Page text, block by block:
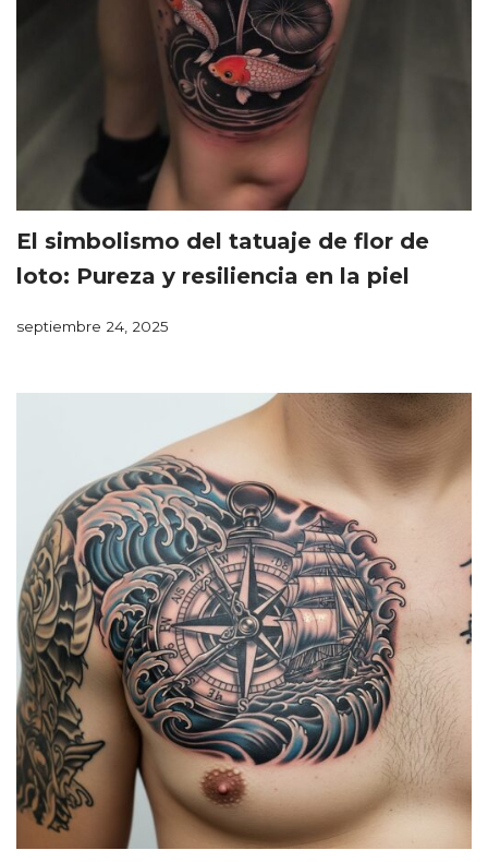
El simbolismo del tatuaje de flor de
loto: Pureza y resiliencia en la piel
septiembre 24, 2025